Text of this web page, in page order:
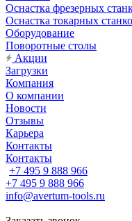
Оснастка фрезерных
Оснастка токарных
Оборудование
Поворотные столы
Акции
Загрузки
Компания
О компании
Новости
Отзывы
Карьера
Контакты
Контакты
+7 495 9 888 966
+7 495 9 888 966
info@avertum-tools.ru